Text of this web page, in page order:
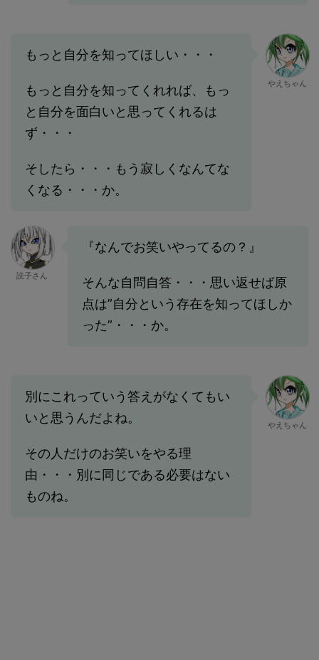
もっと自分を知ってほしい・・・
もっと自分を知ってくれれば、もっ
と自分を面白いと思ってくれるは
ず・・・
そしたら・・・もう寂しくなんてな
くなる・・・か。
やえちゃん
読子さん
『なんでお笑いやってるの？』
そんな自問自答・・・思い返せば原
点は”自分という存在を知ってほしか
った”・・・か。
別にこれっていう答えがなくてもい
いと思うんだよね。
その人だけのお笑いをやる理
由・・・別に同じである必要はない
ものね。
やえちゃん